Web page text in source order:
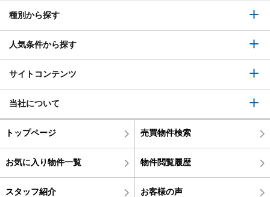
種別から探す
人気条件から探す
サイトコンテンツ
当社について
トップページ 売買物件検索
お気に入り物件一覧 物件閲覧履歴
スタッフ紹介 お客様の声